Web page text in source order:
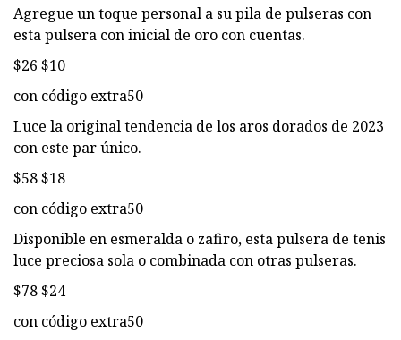
Agregue un toque personal a su pila de pulseras con
esta pulsera con inicial de oro con cuentas.
$26 $10
con código extra50
Luce la original tendencia de los aros dorados de 2023
con este par único.
$58 $18
con código extra50
Disponible en esmeralda o zafiro, esta pulsera de tenis
luce preciosa sola o combinada con otras pulseras.
$78 $24
con código extra50